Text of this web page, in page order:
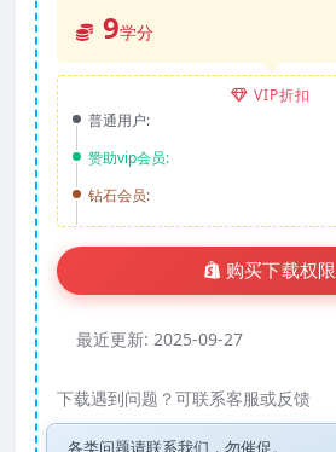
9学分
VIP折扣
普通用户:
赞助vip会员:
钻石会员:
购买下载权限
最近更新: 2025-09-27
下载遇到问题？可联系客服或反馈
各类问题请联系我们，勿催促。